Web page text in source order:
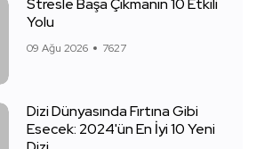
Stresle Başa Çıkmanın 10 Etkili
Yolu
09 Ağu 2026 7627
Dizi Dünyasında Fırtına Gibi
Esecek: 2024'ün En İyi 10 Yeni